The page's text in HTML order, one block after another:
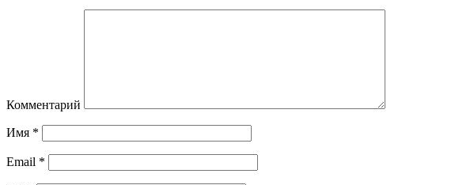
Комментарий
Имя *
Email *